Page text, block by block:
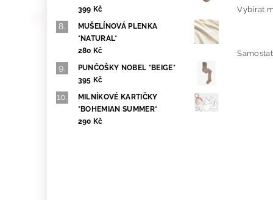
399 Kč
MUŠELÍNOVÁ PLENKA
*NATURAL*
280 Kč
PUNČOŠKY NOBEL *BEIGE*
395 Kč
MILNÍKOVÉ KARTIČKY
*BOHEMIAN SUMMER*
290 Kč
Vybírat